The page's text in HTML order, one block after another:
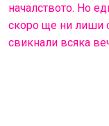
началството. Но
скоро ще ни лиши
свикнали всяка